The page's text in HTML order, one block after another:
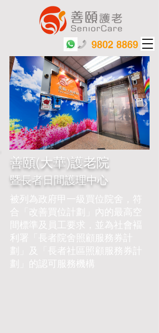
9802 8869
電梯大堂
善頤(大華)護老院
暨長者日間護理中心
被列為政府甲一級買位院舍，符
合「改善買位計劃」內的最高空
間標準及員工要求， 並為社會褔
利署「長者院舍照顧服務券計
劃」及「長者社區照顧服務券計
劃」的認可服務機構